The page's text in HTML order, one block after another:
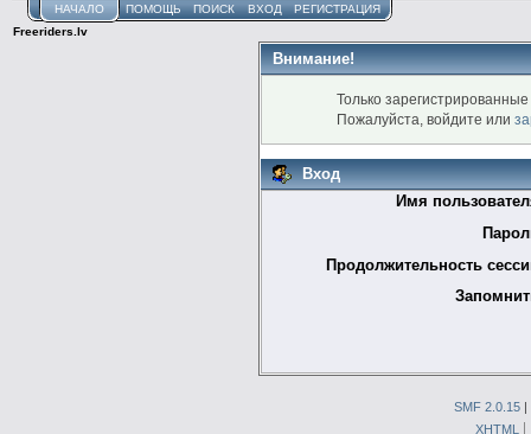
НАЧАЛО ПОМОЩЬ ПОИСК ВХОД
РЕГИСТРАЦИЯ
Freeriders.lv
Внимание!
Только
Пожалуйста, войдите или
Вход
Имя
Продолжительность
SMF 2.0.15|
XHTML